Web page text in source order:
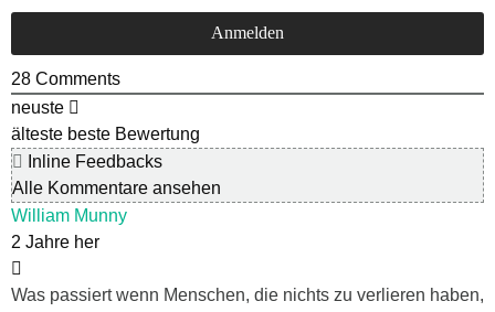
28 Comments
neuste
älteste beste Bewertung
Inline Feedbacks
Alle Kommentare ansehen
William Munny
2 Jahre her
Was passiert wenn Menschen, die nichts zu verlieren haben,